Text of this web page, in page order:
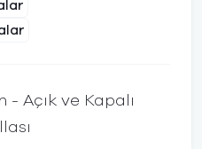
- Açık ve Kapalı